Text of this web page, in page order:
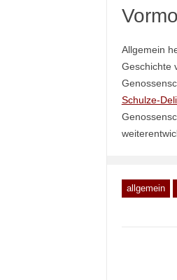
Allgemein
Geschichte
Schulze-
allgemein